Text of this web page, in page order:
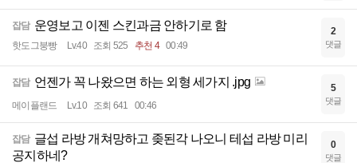
잡담 운영보고 이젠 스킨과금 안하기로 함
핫도그붕빵 Lv.40 조회 525 추천 4 00:49
2
댓글
잡담 언젠가 꼭 나왔으면 하는 외형 세가지 .jpg
메이플랜드 Lv.10 조회 641 00:46
5
댓글
잡담 글섭 라방 개쳐망하고 좆된각 나오니 테섭 라방 미리
공지하네?
0
댓글